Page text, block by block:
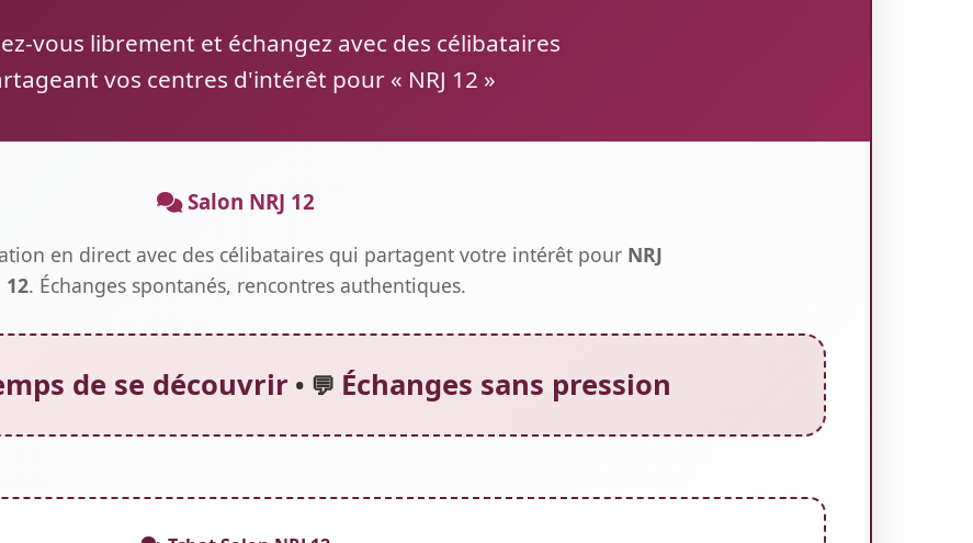
vous librement et échangez avec des célibataires
vos centres d'intérêt pour « NRJ 12 »
Salon NRJ 12
en direct avec des célibataires qui partagent votre intérêt pour NRJ
12. Échanges spontanés, rencontres authentiques.
de se découvrir • 💬 Échanges sans pression